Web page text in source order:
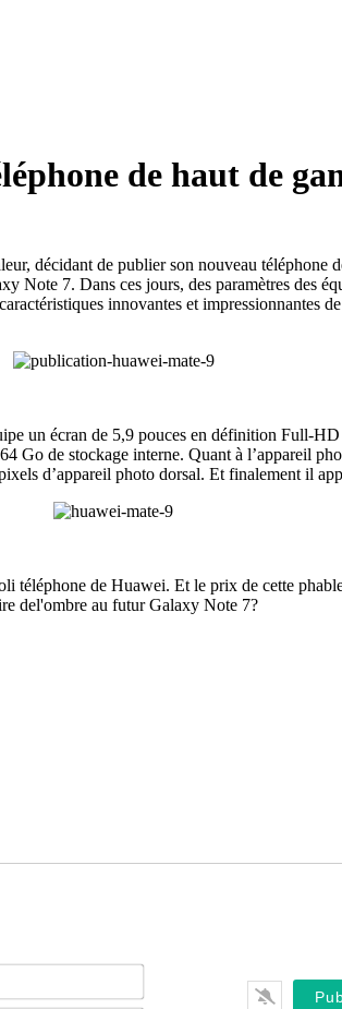
de haut de
décidant de publier son nouveau téléphone
7. Dans ces jours, des paramètres des
innovantes et
un écran de 5,9 pouces en définition Full-
de stockage interne. Quant à l’appareil
d’appareil photo dorsal. Et finalement il
de Huawei. Et le prix de cette
del'ombre au futur Galaxy Note 7?
Nom*